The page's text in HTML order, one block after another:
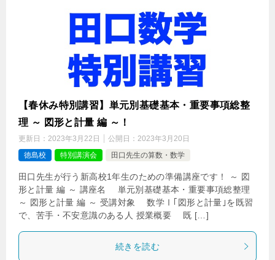
【春休み特別講習】単元別基礎基本・重要事項総整
理 ～ 図形と計量 編 ～！
更新日： 2023年3月22日 公開日： 2023年3月20日
徳島校
特別講演会 田口先生の算数・数学
田口先生が行う新高校1年生のための準備講座です！ ～ 図
形と計量 編 ～ 講座名 単元別基礎基本・重要事項総整理
～ 図形と計量 編 ～ 受講対象 数学Ⅰ｢図形と計量｣を既習
で、苦手・不安意識のある人 授業概要 既 […]
続きを読む